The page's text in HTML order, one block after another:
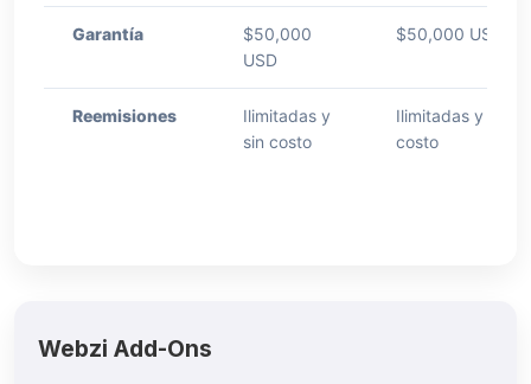
Garantía
$50,000
USD
$50,000 USD
Reemisiones
Ilimitadas y
sin costo
Ilimitadas y sin
costo
Webzi Add-Ons